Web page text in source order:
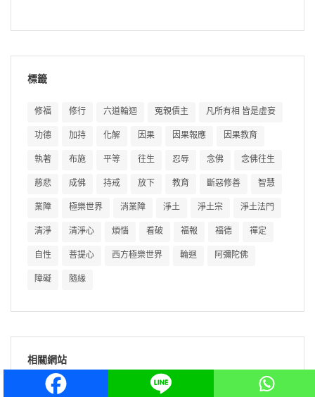
標籤
修福 修行 六道輪迴 冤親債主 凡所有相 皆是虛妄
功德 加持 化解 因果 因果報應 因果教育
執著 布施 平等 往生 忍辱 念佛 念佛往生
慈悲 成佛 持戒 放下 教育 斷惡修善 智慧
業障 極樂世界 消業障 淨土 淨土宗 淨土法門
清淨 清淨心 煩惱 看破 福報 福德 禪定
自性 菩提心 西方極樂世界 輪迴 阿彌陀佛
障礙 隨緣
相關網站
淨宗導師：AI 雲端法座